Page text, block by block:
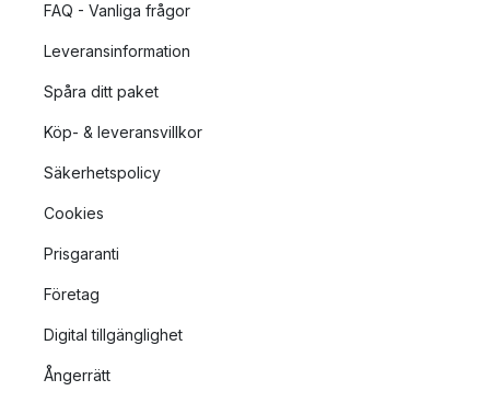
FAQ - Vanliga frågor
Leveransinformation
Spåra ditt paket
Köp- & leveransvillkor
Säkerhetspolicy
Cookies
Prisgaranti
Företag
Digital tillgänglighet
Ångerrätt